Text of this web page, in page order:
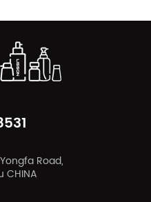
Road,
CHINA